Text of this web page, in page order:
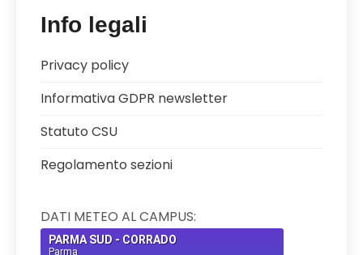
Info legali
Privacy policy
Informativa GDPR newsletter
Statuto CSU
Regolamento sezioni
DATI METEO AL CAMPUS: